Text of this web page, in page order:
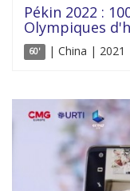
Pékin 2022 :
Olympiques
60' | China | 2021